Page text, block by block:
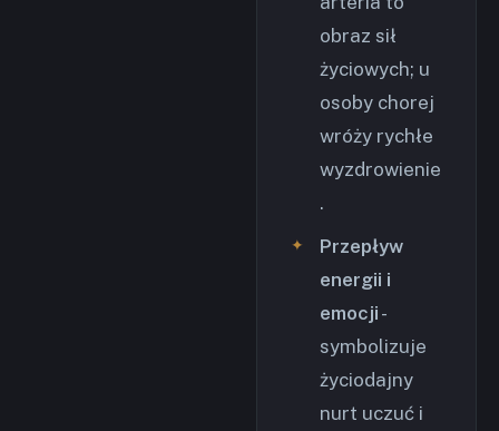
obraz sił
życiowych; u
osoby chorej
wróży rychłe
wyzdrowienie
.
Przepływ
energii i
emocji -
symbolizuje
życiodajny
nurt uczuć i